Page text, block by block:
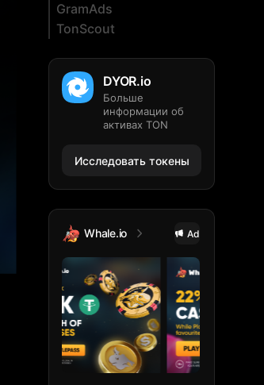
GramAds
TonScout
DYOR.io
Больше
информации об
активах TON
Исследовать токены
Whale.io Ad